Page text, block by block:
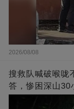
2026/08/08
搜救队喊破喉咙
答，惨困深山30